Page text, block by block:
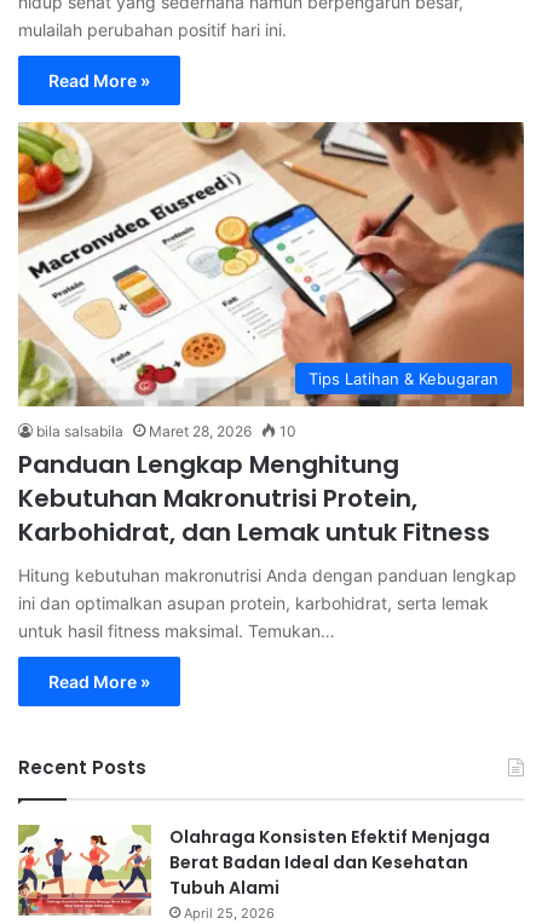
mulailah perubahan positif hari ini.
Read More »
Tips Latihan & Kebugaran
bila salsabila Maret 28, 2026 10
Panduan Lengkap Menghitung
Kebutuhan Makronutrisi Protein,
Karbohidrat, dan Lemak untuk Fitness
Hitung kebutuhan makronutrisi Anda dengan panduan lengkap
ini dan optimalkan asupan protein, karbohidrat, serta lemak
untuk hasil fitness maksimal. Temukan…
Read More »
Recent Posts
Olahraga Konsisten Efektif Menjaga
Berat Badan Ideal dan Kesehatan
Tubuh Alami
April 25, 2026